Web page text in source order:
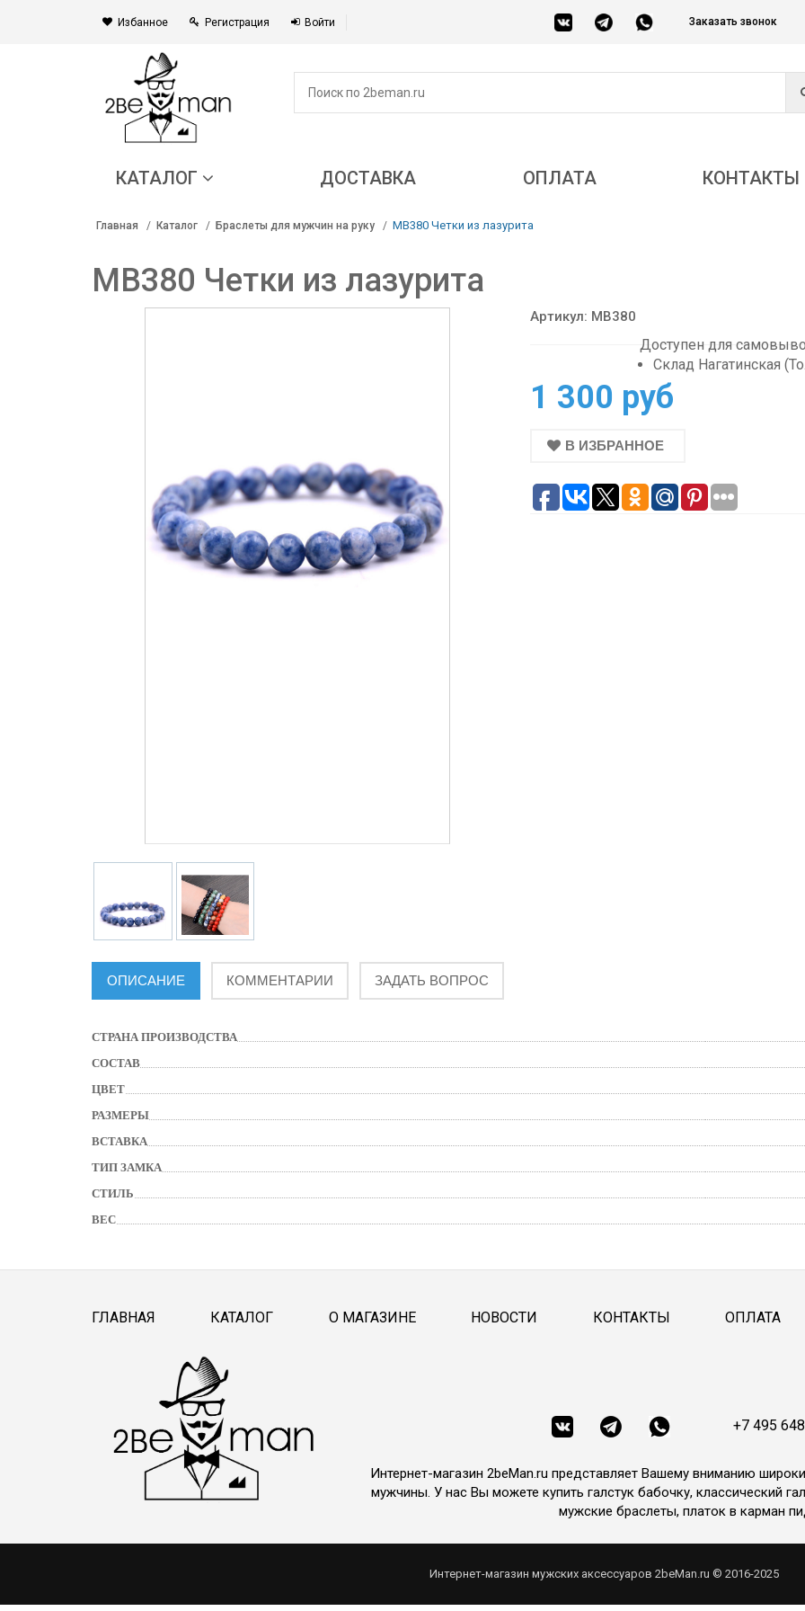
Избанное Регистрация Войти Заказать звонок
КАТАЛОГ ДОСТАВКА ОПЛАТА КОНТАКТЫ
Главная Каталог Браслеты для мужчин на руку MB380 Четки из лазурита
MB380 Четки из лазурита
Артикул: MB380
Доступен для
Склад Нагатинская
1 300 руб
В ИЗБРАННОЕ
ОПИСАНИЕ КОММЕНТАРИИ ЗАДАТЬ ВОПРОС
СТРАНА ПРОИЗВОДСТВА
СОСТАВ
ЦВЕТ
РАЗМЕРЫ
ВСТАВКА
ТИП ЗАМКА
СТИЛЬ
ВЕС
ГЛАВНАЯ КАТАЛОГ О МАГАЗИНЕ НОВОСТИ КОНТАКТЫ ОПЛАТА
+7 495
Интернет-магазин 2beMan.ru представляет Вашему вниманию
мужчины. У нас Вы можете купить галстук бабочку, классический
мужские браслеты, платок в карман
Интернет-магазин мужских аксессуаров 2beMan.ru © 2016-2025